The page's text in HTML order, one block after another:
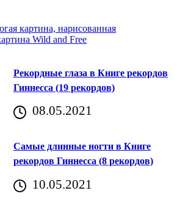
Рекордные глаза в Книге рекордов
Гиннесса (19 рекордов)
08.05.2021
Самые длинные ногти в Книге
рекордов Гиннесса (8 рекордов)
10.05.2021